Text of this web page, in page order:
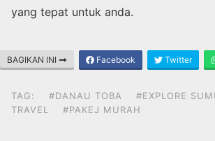
yang tepat untuk anda.
BAGIKAN INI Facebook Twitter
TAG: #DANAU TOBA #EXPLORE
TRAVEL
#PAKEJ MURAH